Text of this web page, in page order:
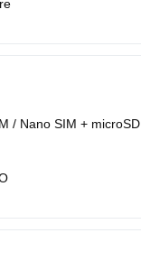
/ Nano SIM + microSD